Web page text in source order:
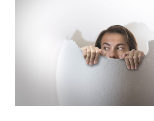
Envie de changer de vie
confinement ? C’est